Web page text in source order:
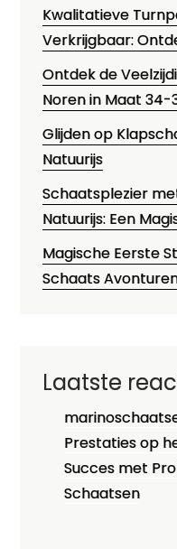
Kwalitatieve
Verkrijgbaar:
Ontdek de
Noren in Maat 34-
Glijden op
Natuurijs
Schaatsplezier
Natuurijs: Een
Magische Eerste
Schaats
Laatste
Prestaties op
Succes met
Schaatsen